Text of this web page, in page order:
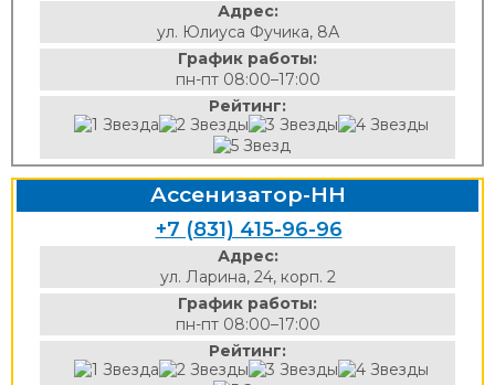
Адрес:
ул. Юлиуса Фучика, 8А
График работы:
пн-пт 08:00–17:00
Рейтинг:
Ассенизатор-НН
+7 (831) 415-96-96
Адрес:
ул. Ларина, 24, корп. 2
График работы:
пн-пт 08:00–17:00
Рейтинг: